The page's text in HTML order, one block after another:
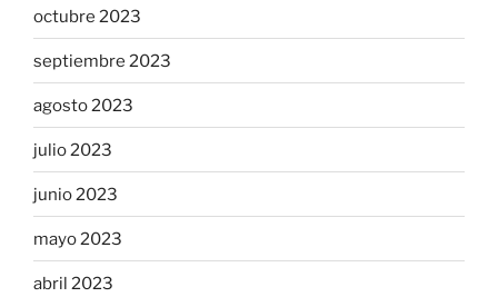
octubre 2023
septiembre 2023
agosto 2023
julio 2023
junio 2023
mayo 2023
abril 2023